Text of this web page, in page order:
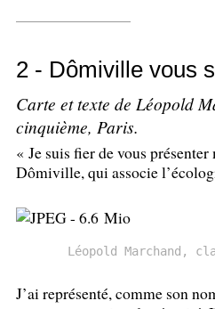
2 - Dômiville vous
Carte et texte de Léopold
cinquième, Paris.
« Je suis fier de vous
Dômiville, qui associe
Léopold Marchand,
J’ai représenté, comme son